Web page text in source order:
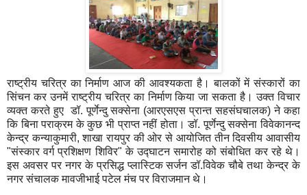
राष्ट्रीय चरित्र का निर्माण आज की आवश्यकता है। बालकों में संस्कारों का
सिंचन कर उनमें राष्ट्रीय चरित्र का निर्माण किया जा सकता है। उक्त विचार
व्यक्त करते हुए डॉ. पूर्णेन्दु सक्सेना​ (आरएसएस प्रान्त सहसंघचालक)​ ने कहा
कि बिना पराक्रम के कुछ भी प्राप्त नहीं होता। डॉ.​ पूर्णेन्दु ​सक्सेना विवेकानन्द
केन्द्र कन्याकुमारी, शाखा रायपुर की ओर से आयोजित तीन दिवसीय आवासीय
"संस्कार वर्ग प्रशिक्षण शिविर" के उद्घाटन समारोह को संबोधित कर रहे थे।
इस अवसर पर नगर के प्रसिद्ध प्लास्टिक सर्जन डॉ.विवेक चौबे तथा केन्द्र के
नगर संचालक मावजीभाई पटेल मंच पर विराजमान थे।